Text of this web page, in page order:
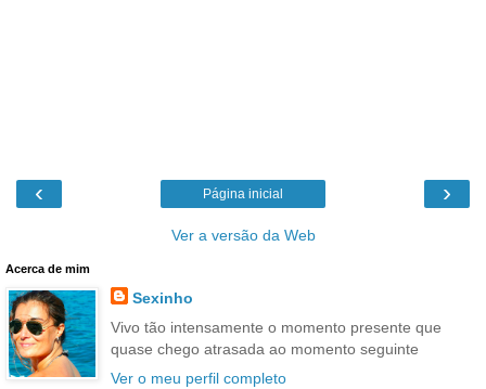
‹ ›
Página inicial
Ver a versão da Web
Acerca de mim
Sexinho
Vivo tão intensamente o momento presente que
quase chego atrasada ao momento seguinte
Ver o meu perfil completo